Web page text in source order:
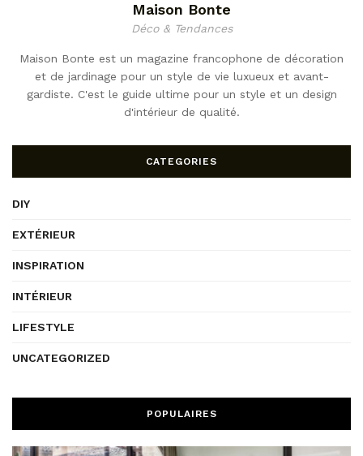
Maison Bonte
Déco & Tendances
Maison Bonte est un magazine francophone de décoration
et de jardinage pour un style de vie luxueux et avant-
gardiste. C'est le guide ultime pour un style et un design
d'intérieur de qualité.
CATEGORIES
DIY
EXTÉRIEUR
INSPIRATION
INTÉRIEUR
LIFESTYLE
UNCATEGORIZED
POPULAIRES